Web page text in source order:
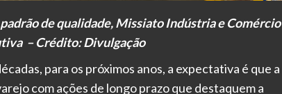
de qualidade, Missiato Indústria e Comércio
– Crédito: Divulgação
para os próximos anos, a expectativa é que a
com ações de longo prazo que destaquem a